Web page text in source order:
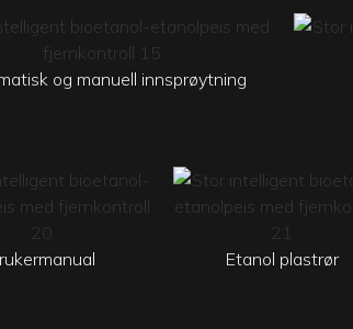
og manuell innsprøytning
Etanol plastrør